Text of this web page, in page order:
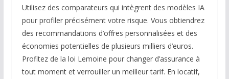
Utilisez des comparateurs qui intègrent des modèles IA
pour profiler précisément votre risque. Vous obtiendrez
des recommandations d’offres personnalisées et des
économies potentielles de plusieurs milliers d’euros.
Profitez de la loi Lemoine pour changer d’assurance à
tout moment et verrouiller un meilleur tarif. En locatif,